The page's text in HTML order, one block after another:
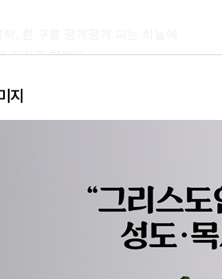
그리고 찹쌀떡
억
주, 활터
지